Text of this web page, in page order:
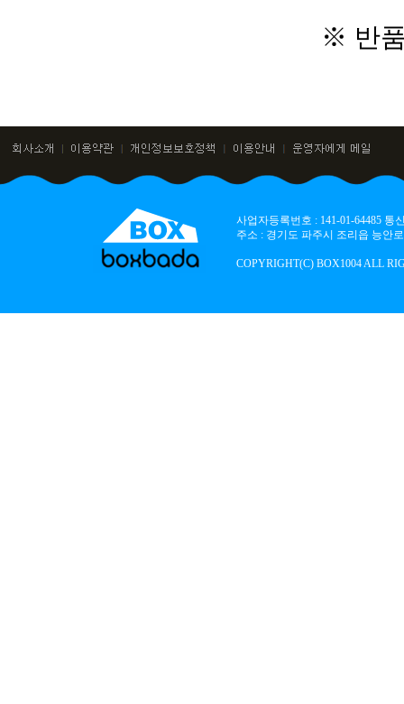
※ 반
사업자등록번호 : 141-01-64485
주소 : 경기도 파주시 조리읍 능안
COPYRIGHT(C) BOX1004 ALL